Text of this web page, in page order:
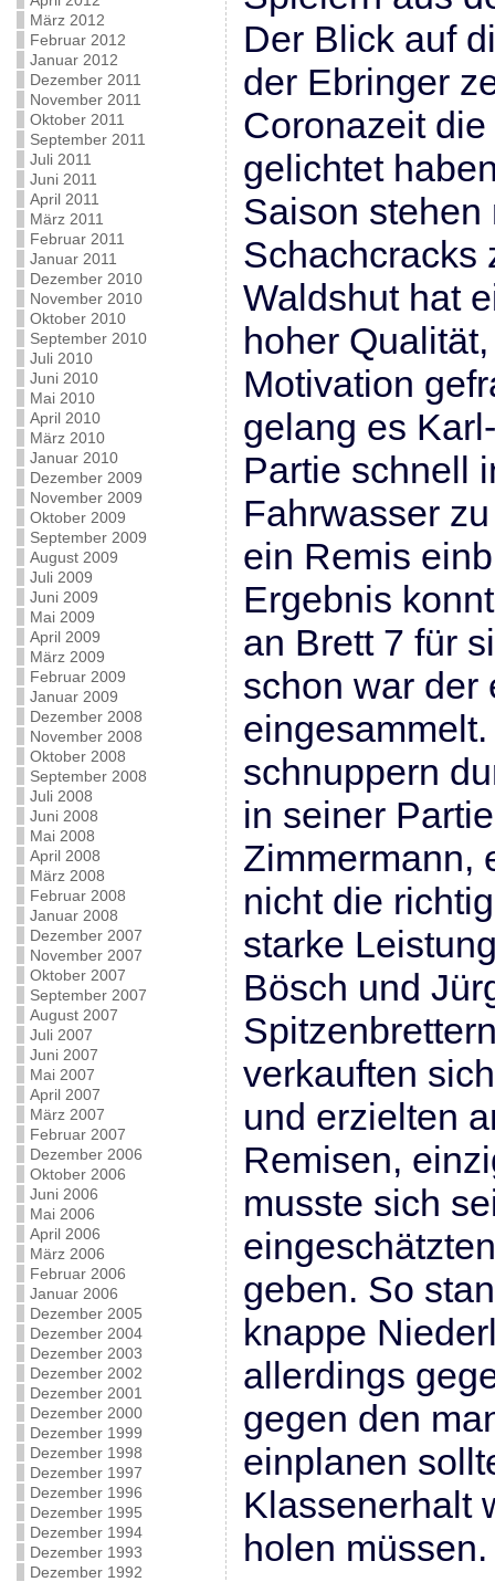
März 2012
Februar 2012
Januar 2012
Dezember 2011
November 2011
Oktober 2011
September 2011
Juli 2011
Juni 2011
April 2011
März 2011
Februar 2011
Januar 2011
Dezember 2010
November 2010
Oktober 2010
September 2010
Juli 2010
Juni 2010
Mai 2010
April 2010
März 2010
Januar 2010
Dezember 2009
November 2009
Oktober 2009
September 2009
August 2009
Juli 2009
Juni 2009
Mai 2009
April 2009
März 2009
Februar 2009
Januar 2009
Dezember 2008
November 2008
Oktober 2008
September 2008
Juli 2008
Juni 2008
Mai 2008
April 2008
März 2008
Februar 2008
Januar 2008
Dezember 2007
November 2007
Oktober 2007
September 2007
August 2007
Juli 2007
Juni 2007
Mai 2007
April 2007
März 2007
Februar 2007
Dezember 2006
Oktober 2006
Juni 2006
Mai 2006
April 2006
März 2006
Februar 2006
Januar 2006
Dezember 2005
Dezember 2004
Dezember 2003
Dezember 2002
Dezember 2001
Dezember 2000
Dezember 1999
Dezember 1998
Dezember 1997
Dezember 1996
Dezember 1995
Dezember 1994
Dezember 1993
Dezember 1992
Der Blick auf
der Ebringer
Coronazeit
gelichtet
Saison stehen
Schachcracks
Waldshut hat
hoher
Motivation
gelang es
Partie schnell
Fahrwasser
ein Remis
Ergebnis
an Brett 7 für
schon war der
schnuppern
in seiner
Zimmermann,
nicht die
starke
Bösch und
verkauften
und erzielten
Remisen,
musste sich
geben. So
knappe
allerdings
gegen den
einplanen
Klassenerhalt
holen müssen.